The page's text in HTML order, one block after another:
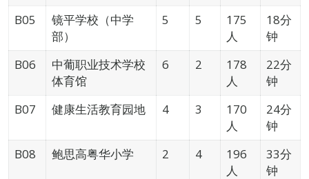
B05
镜平学校（中学
部）
5 5
175
人
18分
钟
B06
中葡职业技术学校
体育馆
6 2
178
人
22分
钟
B07
健康生活教育园地 4 3
170
人
24分
钟
B08
鲍思高粤华小学 2 4
196
人
33分
钟